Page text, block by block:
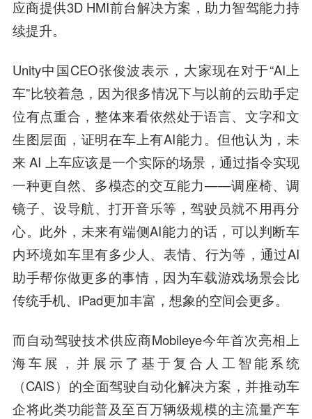
应商提供3D HMI前台解决方案，助力智驾能力持
续提升。
Unity中国CEO张俊波表示，大家现在对于“AI上
车”比较着急，因为很多情况下与以前的云助手定
位有点重合，整体来看依然处于语言、文字和文
生图层面，证明在车上有AI能力。但他认为，未
来 AI 上车应该是一个实际的场景，通过指令实现
一种更自然、多模态的交互能力——调座椅、调
镜子、设导航、打开音乐等，驾驶员就不用再分
心。此外，未来有端侧AI能力的话，可以判断车
内环境如车里有多少人、表情、行为等，通过AI
助手帮你做更多的事情，因为车载游戏场景会比
传统手机、iPad更加丰富，想象的空间会更多。
而自动驾驶技术供应商Mobileye今年首次亮相上
海车展，并展示了基于复合人工智能系统
（CAIS）的全面驾驶自动化解决方案，并推动车
企将此类功能普及至百万辆级规模的主流量产车